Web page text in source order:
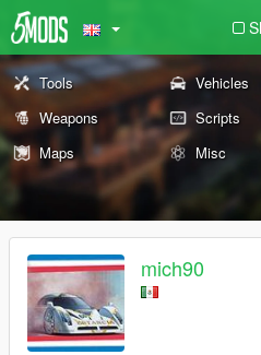
Tools Vehicles
Weapons
Scripts
Maps
Misc
mich90